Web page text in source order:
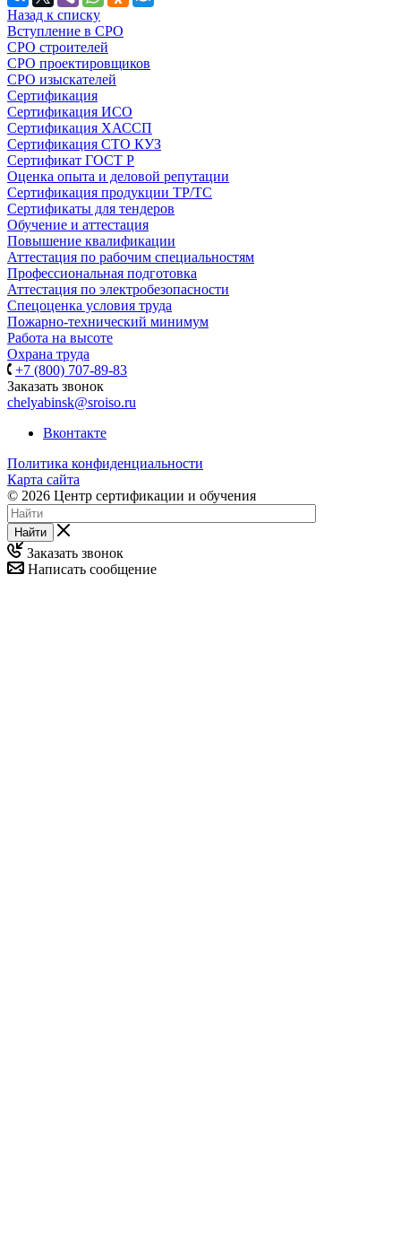
Назад к списку
Вступление в СРО
СРО строителей
СРО проектировщиков
СРО изыскателей
Сертификация
Сертификация ИСО
Сертификация ХАССП
Сертификация СТО КУЗ
Сертификат ГОСТ Р
Оценка опыта и деловой репутации
Сертификация продукции ТР/ТС
Сертификаты для тендеров
Обучение и аттестация
Повышение квалификации
Аттестация по рабочим специальностям
Профессиональная подготовка
Аттестация по электробезопасности
Спецоценка условия труда
Пожарно-технический минимум
Работа на высоте
Охрана труда
+7 (800) 707-89-83
Заказать звонок
chelyabinsk@sroiso.ru
Вконтакте
Политика конфиденциальности
Карта сайта
© 2026 Центр сертификации и обучения
Найти
Заказать звонок
Написать сообщение